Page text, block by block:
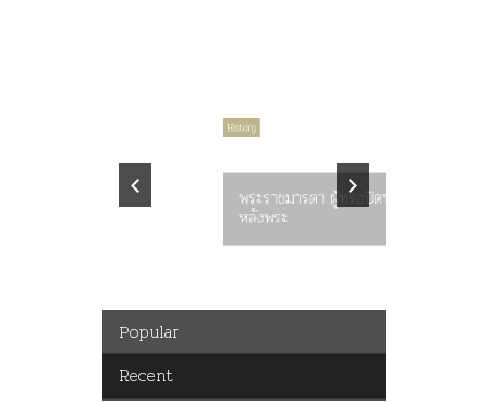
พระราชมารดา ผู้ทรงปิดทอง
Popular
Recent